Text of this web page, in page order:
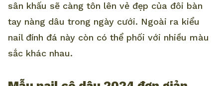
sân khấu sẽ càng tôn lên vẻ đẹp của đôi bàn
tay nàng dâu trong ngày cưới. Ngoài ra kiểu
nail đính đá này còn có thể phối với nhiều màu
sắc khác nhau.